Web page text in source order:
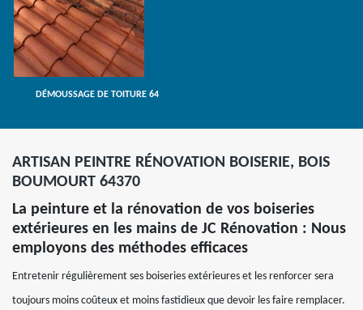
DÉMOUSSAGE DE TOITURE 64
ARTISAN PEINTRE RÉNOVATION BOISERIE, BOIS
BOUMOURT 64370
La peinture et la rénovation de vos boiseries
extérieures en les mains de JC Rénovation : Nous
employons des méthodes efficaces
Entretenir régulièrement ses boiseries extérieures et les renforcer sera
toujours moins coûteux et moins fastidieux que devoir les faire remplacer.